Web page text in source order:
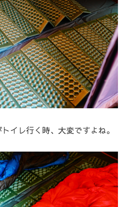
イレ行く時、大変ですよね。